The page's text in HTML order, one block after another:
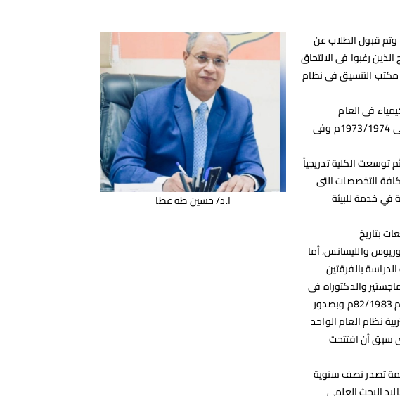
التربية بأسيوط، وتم قبول الطلاب عن
رغبوا فى الالتحاق
استقلت الكلية وتبعت مكتب التنسيق فى نظام
فى العام
الجامعى 1971/1972م ثم بدأت الدراسة بشعبة التاريخ فى العام الجامعى 1973/1974م وفى
توسعت الكلية تدريجياً
التخصصات التى
في خدمة للبيئة
بتاريخ
والليسانس، أما
بها عام 75/1976م حيث بدأت الدراسة بالفرقتين
والدكتوراه فى
العام نفسه ثم افتتحت الكلية الدبلوم العامة فى التربية نظام العامين عام 82/1983م وبصدور
فى التربية نظام العام الواحد
سبق أن افتتحت
تصدر نصف سنوية
وتقاليد البحث العلمى
ا.د/ حسين طه عطا